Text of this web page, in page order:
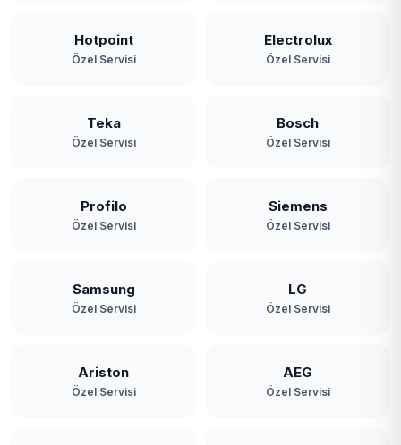
Hotpoint
Özel Servisi
Electrolux
Özel Servisi
Teka
Özel Servisi
Bosch
Özel Servisi
Profilo
Özel Servisi
Siemens
Özel Servisi
Samsung
Özel Servisi
LG
Özel Servisi
Ariston
Özel Servisi
AEG
Özel Servisi